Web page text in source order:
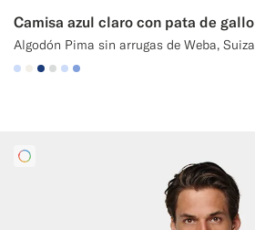
Algodón Pima sin arrugas de Weba, Suiza
#CCDCF9
#F1EFE8
#1C3D7A
#D9DADA
#CCDCF9
#82A1DC